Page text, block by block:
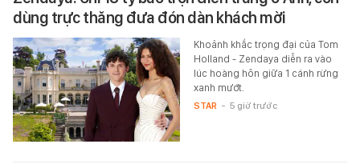
dùng trực thăng đưa đón dàn khách mời
Khoảnh khắc trọng đại của Tom
Holland - Zendaya diễn ra vào
lúc hoàng hôn giữa 1 cánh rừng
xanh mướt.
STAR - 5 giờ trước